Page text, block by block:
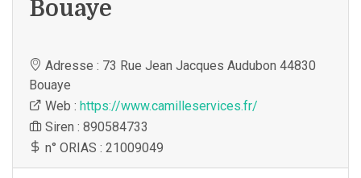
Bouaye
Adresse : 73 Rue Jean Jacques Audubon 44830
Bouaye
Web : https://www.camilleservices.fr/
Siren : 890584733
n° ORIAS : 21009049